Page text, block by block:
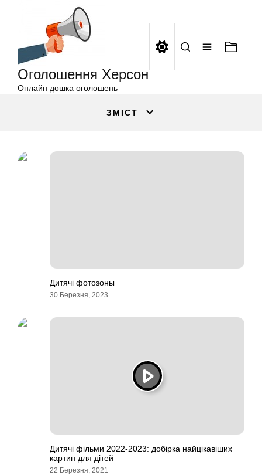
Оголошення Херсон
Онлайн дошка оголошень
ЗМІСТ
Дитячі фотозоны
30 Березня, 2023
Дитячі фільми 2022-2023: добірка найцікавіших
картин для дітей
22 Березня, 2021